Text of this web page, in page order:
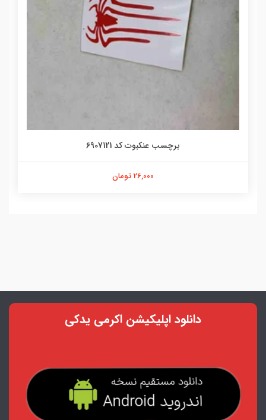
برچسب عنکبوت کد 6907121
26,000 تومان
دانلود اپلیکیشن اکرمی یدکی